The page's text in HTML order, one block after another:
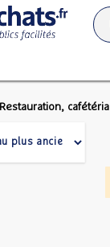
Restauration, cafétéria